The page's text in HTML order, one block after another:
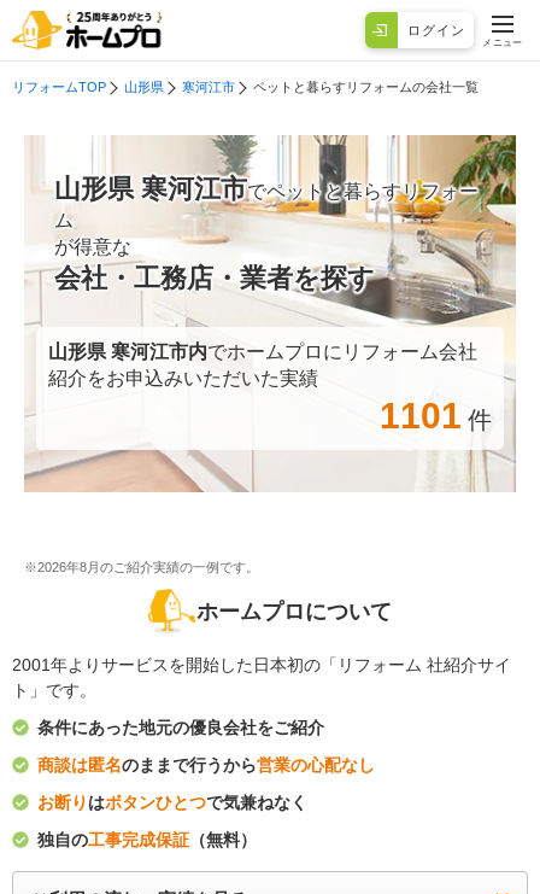
ログイン
メニュー
リフォームTOP 山形県 寒河江市 ペットと暮らすリフォームの会社一覧
山形県 寒河江市でペットと暮らすリフォー
ム
が得意な
会社・工務店・業者を探す
山形県 寒河江市内でホームプロにリフォーム会社
紹介をお申込みいただいた実績
1101 件
※2026年8月のご紹介実績の一例です。
ホームプロについて
2001年よりサービスを開始した日本初の「リフォーム 社紹介サイ
ト」です。
条件にあった地元の優良会社をご紹介
商談は匿名のままで行うから営業の心配なし
お断り はボタンひとつで気兼ねなく
独自の工事完成保証 （無料）